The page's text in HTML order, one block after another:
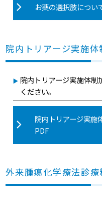
お薬の選択肢につ
院内トリアージ実施
院内トリアージ実施体
ください。
院内トリアージ実
PDF
外来腫瘍化学療法診療